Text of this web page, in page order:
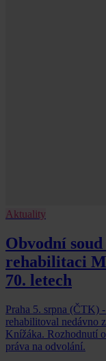
Aktuality
Obvodní
rehabilitaci
70. letech
Praha 5. srpna (ČTK)
rehabilitoval nedávno
Knížáka. Rozhodnutí
práva na odvolání.